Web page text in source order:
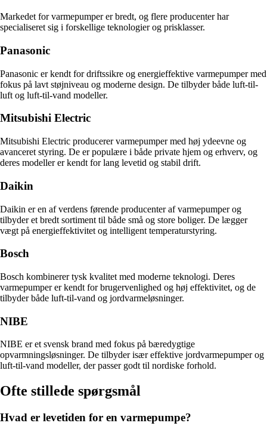
Markedet for varmepumper er bredt, og flere producenter har
specialiseret sig i forskellige teknologier og prisklasser.
Panasonic
Panasonic er kendt for driftssikre og energieffektive varmepumper med
fokus på lavt støjniveau og moderne design. De tilbyder både luft-til-
luft og luft-til-vand modeller.
Mitsubishi Electric
Mitsubishi Electric producerer varmepumper med høj ydeevne og
avanceret styring. De er populære i både private hjem og erhverv, og
deres modeller er kendt for lang levetid og stabil drift.
Daikin
Daikin er en af verdens førende producenter af varmepumper og
tilbyder et bredt sortiment til både små og store boliger. De lægger
vægt på energieffektivitet og intelligent temperaturstyring.
Bosch
Bosch kombinerer tysk kvalitet med moderne teknologi. Deres
varmepumper er kendt for brugervenlighed og høj effektivitet, og de
tilbyder både luft-til-vand og jordvarmeløsninger.
NIBE
NIBE er et svensk brand med fokus på bæredygtige
opvarmningsløsninger. De tilbyder især effektive jordvarmepumper og
luft-til-vand modeller, der passer godt til nordiske forhold.
Ofte stillede spørgsmål
Hvad er levetiden for en varmepumpe?